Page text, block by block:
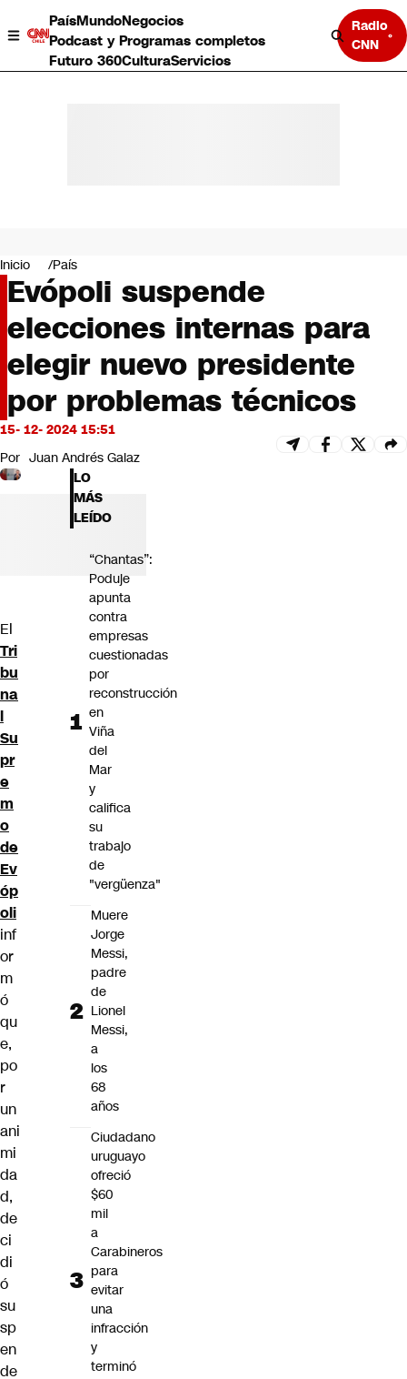
PaísMundoNegocios
Podcast y Programas completos
Futuro 360CulturaServicios
Radio
CNN
Negocios
Deportes
Programas completos
Cultura
Servicios
Bits
CNN Data
CNN tiempo
Futuro 360
Inicio País
Evópoli suspende
elecciones internas para
elegir nuevo presidente
por problemas técnicos
15- 12- 2024 15:51
Por Juan Andrés Galaz
El
Tri
bu
na
l
Su
pr
e
m
o
de
Ev
óp
oli
inf
or
m
ó
qu
e,
po
r
un
ani
mi
da
d,
de
ci
di
ó
su
sp
en
de
LO
MÁS
LEÍDO
“Chantas”:
Poduje
apunta
contra
empresas
cuestionadas
por
reconstrucción
en
Viña
del
Mar
y
califica
su
trabajo
de
"vergüenza"
Muere
Jorge
Messi,
padre
de
Lionel
Messi,
a
los
68
años
Ciudadano
uruguayo
ofreció
$60
mil
a
Carabineros
para
evitar
una
infracción
y
terminó